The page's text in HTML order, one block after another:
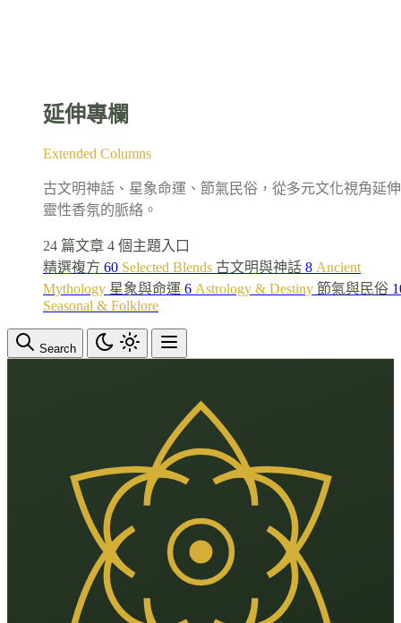
延伸專欄
Extended Columns
古文明神話、星象命運、節氣民俗，從多元文化視角延伸
靈性香氛的脈絡。
24 篇文章 4 個主題入口
精選複方 60 Selected Blends 古文明與神話 8 Ancient
Mythology 星象與命運 6 Astrology & Destiny 節氣與民俗
Seasonal & Folklore
Search